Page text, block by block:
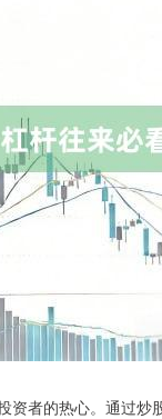
资者的热心。通过炒